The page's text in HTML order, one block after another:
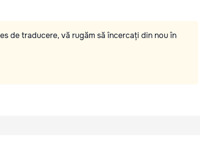
de traducere, vă rugăm să încercați din nou în